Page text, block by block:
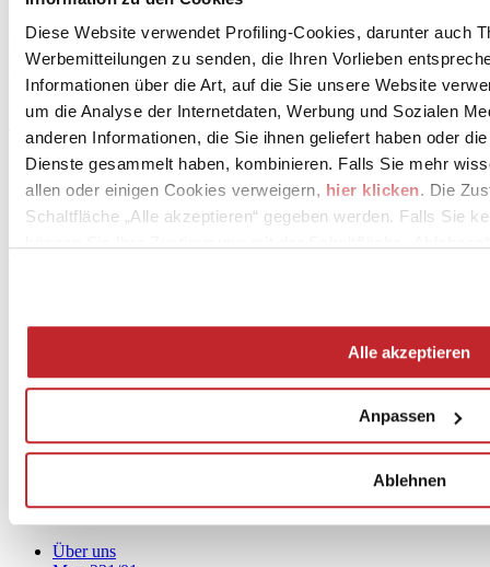
Diese Website verwendet Profiling-Cookies, darunter auch
Werbemitteilungen zu senden, die Ihren Vorlieben
Informationen über die Art, auf die Sie unsere Website
um die Analyse der Internetdaten, Werbung und Sozialen
anderen Informationen, die Sie ihnen geliefert haben oder
Dienste gesammelt haben, kombinieren. Falls Sie mehr
allen oder einigen Cookies verweigern, hier klicken. Die
Schaltfläche „Alle akzeptieren“ gegeben werden. Falls Sie
Alle akzeptieren
Anpassen
Ablehnen
APPIANI - GRUPPO BARDELLI S.p.A.
Via Papa Giovanni XXIII 10
CERRIONE, 13882
Biella
Tel. 015 6721
Fax
[email protected]
www.gruppobardelli.com
News
Articoli
Über uns